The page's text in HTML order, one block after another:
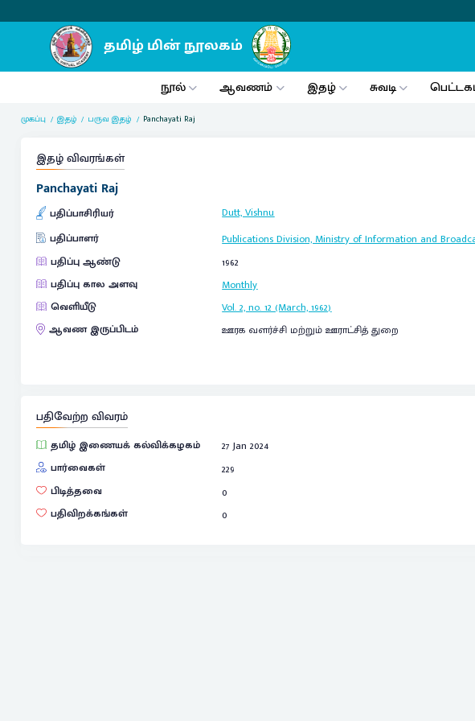
நூல் ஆவணம் இதழ் சுவடி
முகப்பு இதழ் பருவ இதழ் Panchayati Raj
இதழ் விவரங்கள்
Panchayati Raj
பதிப்பாசிரியர்
Dutt, Vishnu
பதிப்பாளர்
Publications Division, Ministry of Information and
பதிப்பு ஆண்டு
1962
பதிப்பு கால அளவு
Monthly
வெளியீடு
Vol. 2, no. 12 (March, 1962)
ஆவண இருப்பிடம்
ஊரக வளர்ச்சி மற்றும் ஊராட்சித் துறை
பதிவேற்ற விவரம்
தமிழ் இணையக் கல்விக்கழகம்
27 Jan 2024
பார்வைகள்
229
பிடித்தவை
0
பதிவிறக்கங்கள்
0